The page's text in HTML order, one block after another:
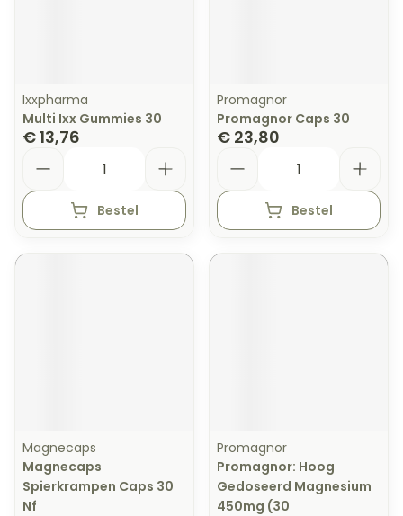
Ixxpharma
Multi Ixx Gummies 30
€ 13,76
Bestel
Promagnor
Promagnor Caps 30
€ 23,80
Bestel
Magnecaps
Magnecaps
Spierkrampen Caps 30
Nf
Promagnor
Promagnor: Hoog
Gedoseerd Magnesium
450mg (30